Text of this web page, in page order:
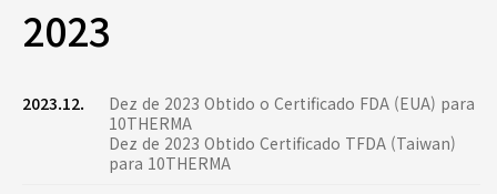
2023
2023.12.
Dez de 2023 Obtido o Certificado FDA (EUA) para
10THERMA
Dez de 2023 Obtido Certificado TFDA (Taiwan)
para 10THERMA